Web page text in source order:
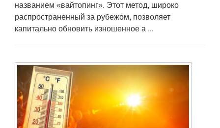
названием «вайтопинг». Этот метод, широко
распространенный за рубежом, позволяет
капитально обновить изношенное а ...